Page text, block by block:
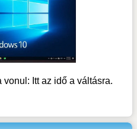
Itt az idő a váltásra.